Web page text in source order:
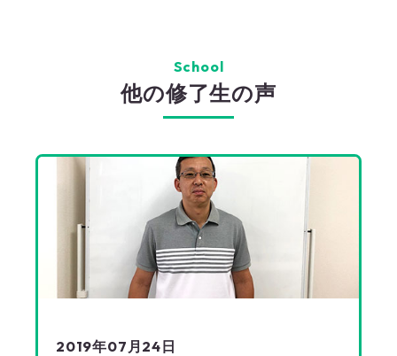
School
他の修了生の声
2019年07月24日